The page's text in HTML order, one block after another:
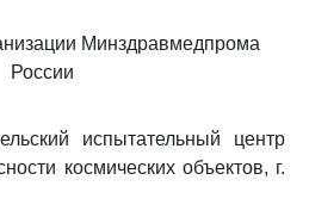
Минздравмедпрома
России
испытательный центр
космических объектов, г.